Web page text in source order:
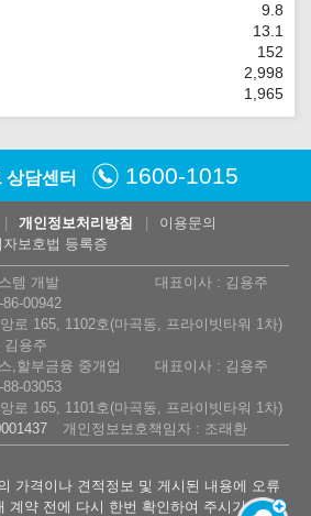
9.8
13.1
152
2,998
1,965
상담센터 1600-1015
개인정보처리방침
이용문의
자보호법 등록증
템 개발
대표이사 : 김용주
00942
로 165, 1102호(마곡동, 프라이빗타워 1차)
김용주
,할부금융 중개업
대표이사 : 김용주
03053
로 165, 1101호(마곡동, 프라이빗타워 1차)
개인정보보호책임자 : 조래환
가격이나 견적정보 및 게시된 내용에 오류
계약 전에 다시 한번 확인하여 주시기 바랍